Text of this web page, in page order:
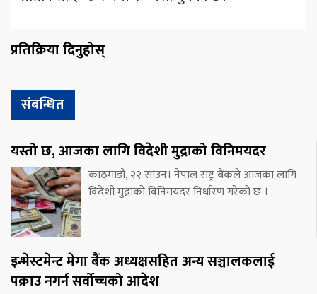
प्रतिक्रिया दिनुहोस्
संबन्धित
यस्तो छ, आजका लागि विदेशी मुद्राको विनिमयदर
काठमाडौं, २२ साउन। नेपाल राष्ट्र बैंकले आजका लागि
विदेशी मुद्राको विनिमयदर निर्धारण गरेको छ ।
इन्भेस्टमेन्ट मेगा बैंक अध्यक्षसहित अन्य सञ्चालकलाई
पक्राउ नगर्न सर्वोच्चको आदेश